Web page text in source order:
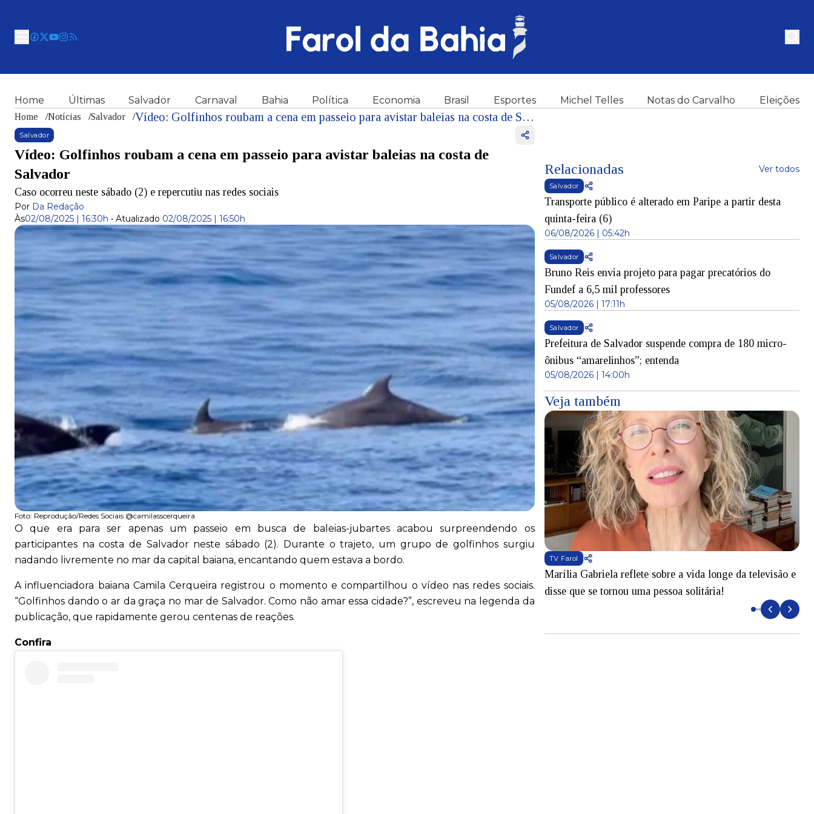
Home Últimas Salvador Carnaval Bahia Política Economia Brasil Esportes Michel Telles Notas do Carvalho Eleições
Home /Notícias /Salvador / Vídeo: Golfinhos roubam a cena em passeio para avistar baleias na costa de Salvador
Salvador
Vídeo: Golfinhos roubam a cena em passeio para avistar baleias na costa de
Salvador
Caso ocorreu neste sábado (2) e repercutiu nas redes sociais
Por Da Redação
Às02/08/2025 | 16:30h • Atualizado 02/08/2025 | 16:50h
Foto: Reprodução/Redes Sociais @camilasscerqueira
O que era para ser apenas um passeio em busca de baleias-jubartes acabou surpreendendo os
participantes na costa de Salvador neste sábado (2). Durante o trajeto, um grupo de golfinhos surgiu
nadando livremente no mar da capital baiana, encantando quem estava a bordo.
A influenciadora baiana Camila Cerqueira registrou o momento e compartilhou o vídeo nas redes sociais.
“Golfinhos dando o ar da graça no mar de Salvador. Como não amar essa cidade?”, escreveu na legenda da
publicação, que rapidamente gerou centenas de reações.
Confira
Relacionadas Ver todos
Salvador
Transporte público é alterado em Paripe a partir desta
quinta-feira (6)
06/08/2026 | 05:42h
Salvador
Bruno Reis envia projeto para pagar precatórios do
Fundef a 6,5 mil professores
05/08/2026 | 17:11h
Salvador
Prefeitura de Salvador suspende compra de 180 micro-
ônibus “amarelinhos”; entenda
05/08/2026 | 14:00h
Veja também
TV Farol
Marília Gabriela reflete sobre a vida longe da televisão e
disse que se tornou uma pessoa solitária!